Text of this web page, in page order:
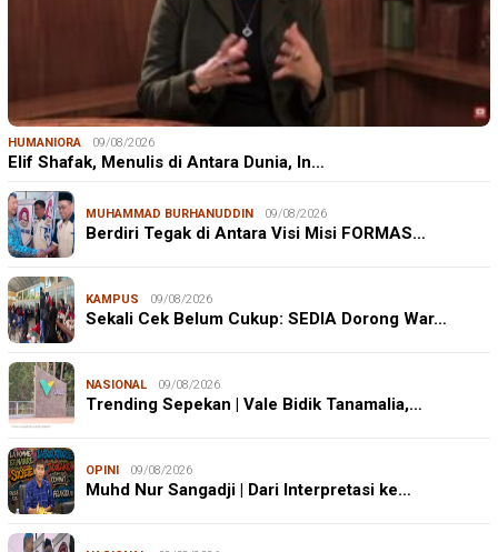
HUMANIORA 09/08/2026
Elif Shafak, Menulis di Antara Dunia, In…
MUHAMMAD BURHANUDDIN 09/08/2026
Berdiri Tegak di Antara Visi Misi FORMAS…
KAMPUS 09/08/2026
Sekali Cek Belum Cukup: SEDIA Dorong War…
NASIONAL 09/08/2026
Trending Sepekan | Vale Bidik Tanamalia,…
OPINI 09/08/2026
Muhd Nur Sangadji | Dari Interpretasi ke…